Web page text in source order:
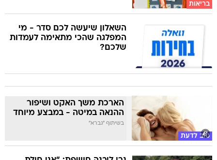
בריאות
השאלון שיעשה לכם סדר - מי
המפלגה שהכי מתאימה לעמדות
שלכם?
טוב לדעת
הארכת משך האקט ושיפור
ההנאה במיטה - במבצע מיוחד
בשיתוף "גברא"